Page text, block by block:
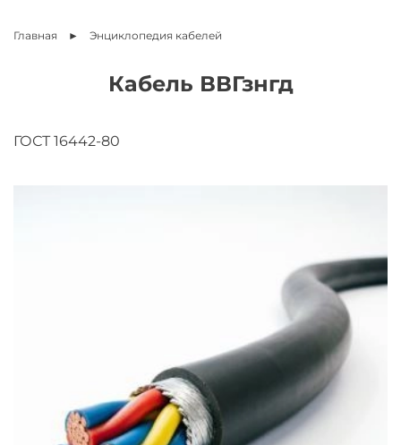
Главная Энциклопедия кабелей
Кабель ВВГзнгд
ГОСТ 16442-80